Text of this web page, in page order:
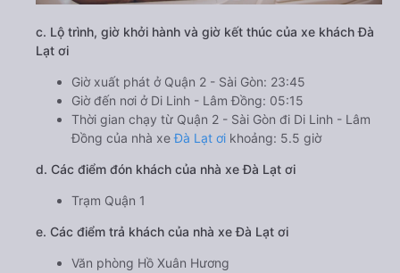
c. Lộ trình, giờ khởi hành và giờ kết thúc của xe khách Đà
Lạt ơi
Giờ xuất phát ở Quận 2 - Sài Gòn: 23:45
Giờ đến nơi ở Di Linh - Lâm Đồng: 05:15
Thời gian chạy từ Quận 2 - Sài Gòn đi Di Linh - Lâm
Đồng của nhà xeĐà Lạt ơi khoảng: 5.5 giờ
d. Các điểm đón khách của nhà xe Đà Lạt ơi
Trạm Quận 1
e. Các điểm trả khách của nhà xe Đà Lạt ơi
Văn phòng Hồ Xuân Hương